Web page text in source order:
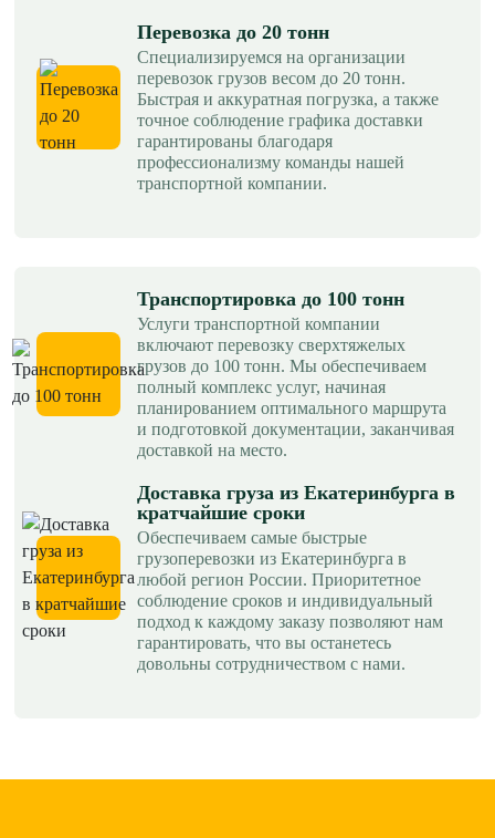
Перевозка до 20 тонн
Специализируемся на организации
перевозок грузов весом до 20 тонн.
Быстрая и аккуратная погрузка, а также
точное соблюдение графика доставки
гарантированы благодаря
профессионализму команды нашей
транспортной компании.
Транспортировка до 100 тонн
Услуги транспортной компании
включают перевозку сверхтяжелых
грузов до 100 тонн. Мы обеспечиваем
полный комплекс услуг, начиная
планированием оптимального маршрута
и подготовкой документации, заканчивая
доставкой на место.
Доставка груза из Екатеринбурга в
кратчайшие сроки
Обеспечиваем самые быстрые
грузоперевозки из Екатеринбурга в
любой регион России. Приоритетное
соблюдение сроков и индивидуальный
подход к каждому заказу позволяют нам
гарантировать, что вы останетесь
довольны сотрудничеством с нами.